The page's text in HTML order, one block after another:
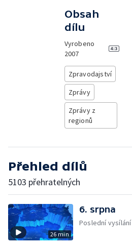
Obsah
dílu
Vyrobeno
2007
Zpravodajství
Zprávy
Zprávy z
regionů
Přehled dílů
5103 přehratelných
26 min
6. srpna
Poslední vysílání